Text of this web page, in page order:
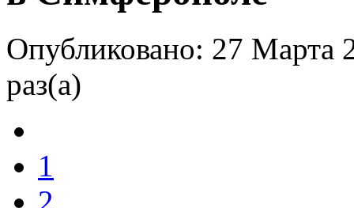
Опубликовано: 27 Марта
раз(а)
1
2